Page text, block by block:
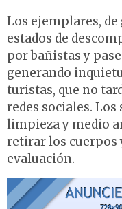
Los ejemplares,
estados de
por bañistas y
generando
turistas, que no
redes sociales.
limpieza y medio
retirar los cuerpos
evaluación.